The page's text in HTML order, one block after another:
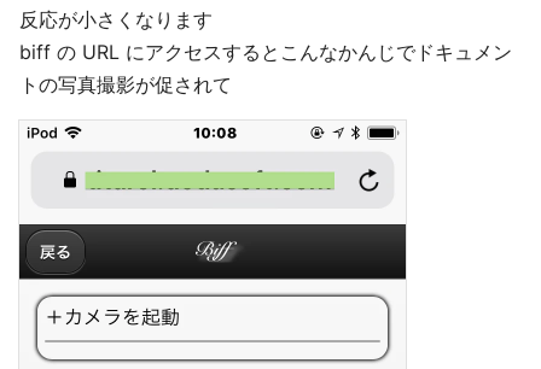
反応が小さくなります
biff の URL にアクセスするとこんなかんじでドキュメン
トの写真撮影が促されて